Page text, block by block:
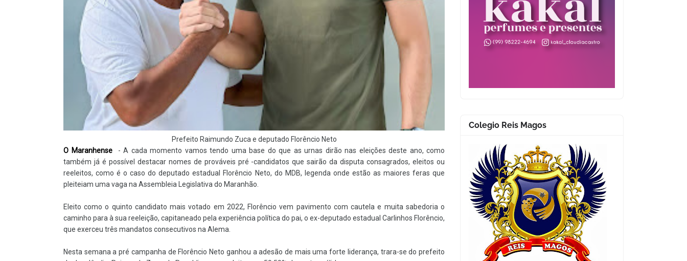
Prefeito Raimundo Zuca e deputado Florêncio Neto
O Maranhense- A cada momento vamos tendo uma base do que as urnas dirão nas eleições deste ano, como
também já é possível destacar nomes de prováveis pré -candidatos que sairão da disputa consagrados, eleitos ou
reeleitos, como é o caso do deputado estadual Florêncio Neto, do MDB, legenda onde estão as maiores feras que
pleiteiam uma vaga na Assembleia Legislativa do Maranhão.
Eleito como o quinto candidato mais votado em 2022, Florêncio vem pavimento com cautela e muita sabedoria o
caminho para à sua reeleição, capitaneado pela experiência política do pai, o ex-deputado estadual Carlinhos Florêncio,
que exerceu três mandatos consecutivos na Alema.
Nesta semana a pré campanha de Florêncio Neto ganhou a adesão de mais uma forte liderança, trara-se do prefeito
Colegio Reis Magos